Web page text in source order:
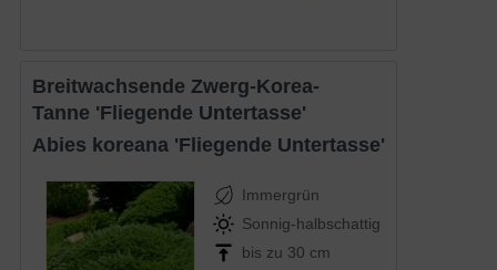
Breitwachsende Zwerg-Korea-
Tanne 'Fliegende Untertasse'
Abies koreana 'Fliegende Untertasse'
Immergrün
Sonnig-halbschattig
bis zu 30 cm